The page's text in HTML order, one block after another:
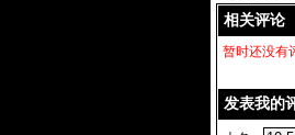
的一款2D
相关评论
暂时还没有
发表我的